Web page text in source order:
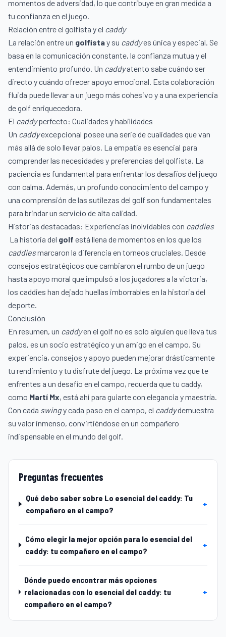
momentos de adversidad, lo que contribuye en gran medida a
tu confianza en el juego.
Relación entre el golfista y el caddy
La relación entre un golfistay su caddyes única y especial. Se
basa en la comunicación constante, la confianza mutua y el
entendimiento profundo. Un caddyatento sabe cuándo ser
directo y cuándo ofrecer apoyo emocional. Esta colaboración
fluida puede llevar a un juego más cohesivo y a una experiencia
de golf enriquecedora.
El caddyperfecto: Cualidades y habilidades
Un caddyexcepcional posee una serie de cualidades que van
más allá de solo llevar palos. La empatía es esencial para
comprender las necesidades y preferencias del golfista. La
paciencia es fundamental para enfrentar los desafíos del juego
con calma. Además, un profundo conocimiento del campo y
una comprensión de las sutilezas del golf son fundamentales
para brindar un servicio de alta calidad.
Historias destacadas: Experiencias inolvidables con caddies
La historia del golf está llena de momentos en los que los
caddiesmarcaron la diferencia en torneos cruciales. Desde
consejos estratégicos que cambiaron el rumbo de un juego
hasta apoyo moral que impulsó a los jugadores a la victoria,
los caddies han dejado huellas imborrables en la historia del
deporte.
Conclusión
En resumen, un caddyen el golf no es solo alguien que lleva tus
palos, es un socio estratégico y un amigo en el campo. Su
experiencia, consejos y apoyo pueden mejorar drásticamente
tu rendimiento y tu disfrute del juego. La próxima vez que te
enfrentes a un desafío en el campo, recuerda que tu caddy,
como Martí Mx, está ahí para guiarte con elegancia y maestría.
Con cada swingy cada paso en el campo, el caddydemuestra
su valor inmenso, convirtiéndose en un compañero
indispensable en el mundo del golf.
Preguntas frecuentes
Qué debo saber sobre Lo esencial del caddy: Tu
compañero en el campo?
+
Cómo elegir la mejor opción para lo esencial del
caddy: tu compañero en el campo?
+
Dónde puedo encontrar más opciones
relacionadas con lo esencial del caddy: tu
compañero en el campo?
+